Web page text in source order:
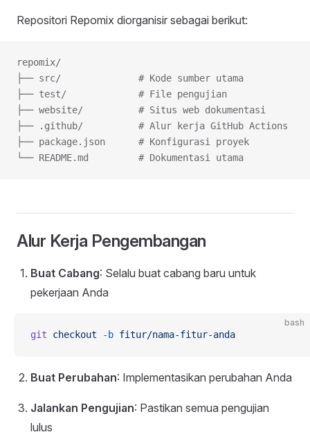
Repositori Repomix diorganisir sebagai berikut:
repomix/
├── src/              # Kode sumber utama
├── test/             # File pengujian
├── website/          # Situs web dokumentasi
├── .github/          # Alur kerja GitHub Actions
├── package.json      # Konfigurasi proyek
└── README.md         # Dokumentasi utama
Alur Kerja Pengembangan
Buat Cabang: Selalu buat cabang baru untuk
pekerjaan Anda
bash
git checkout -b fitur/nama-fitur-anda
Buat Perubahan: Implementasikan perubahan Anda
Jalankan Pengujian: Pastikan semua pengujian
lulus